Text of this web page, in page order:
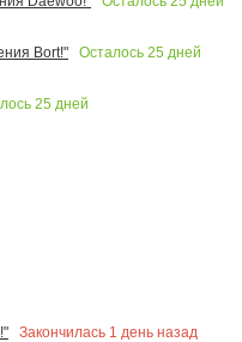
Bort!"
Осталось 25 дней
25 дней
Закончилась 1 день назад